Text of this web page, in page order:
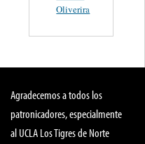
Oliverira
Agradecemos a todos los
patronicadores, especialmente
al UCLA Los Tigres de Norte